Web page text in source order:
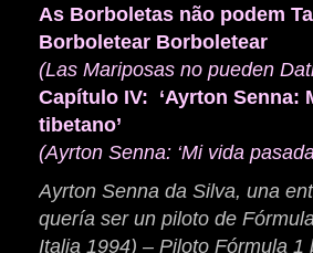
As Borboletas não podem
Borboletear Borboletear
(Las Mariposas no pueden
Capítulo IV: ‘Ayrton Senna:
tibetano’
(Ayrton Senna: ‘Mi vida
Ayrton Senna da Silva, una
quería ser un piloto de
Italia 1994) – Piloto Fórmula